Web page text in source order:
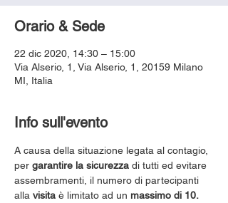
Orario & Sede
22 dic 2020, 14:30 – 15:00
Via Alserio, 1, Via Alserio, 1, 20159 Milano
MI, Italia
Info sull'evento
A causa della situazione legata al contagio,
per garantire la sicurezza di tutti ed evitare
assembramenti, il numero di partecipanti
alla visita è limitato ad un massimo di 10.